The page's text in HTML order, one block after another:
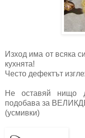
Изход има от всяка
кухнята!
Често дефектът
Не оставяй нищо
подобава за
(усмивки)